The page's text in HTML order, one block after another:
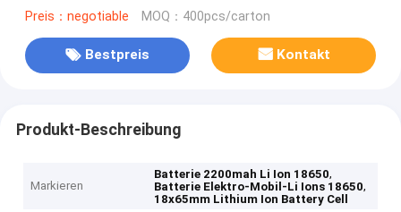
Preis：negotiable MOQ：400pcs/carton
Bestpreis Kontakt
Produkt-Beschreibung
Markieren
Batterie 2200mah Li Ion 18650,
Batterie Elektro-Mobil-Li Ions 18650,
18x65mm Lithium Ion Battery Cell